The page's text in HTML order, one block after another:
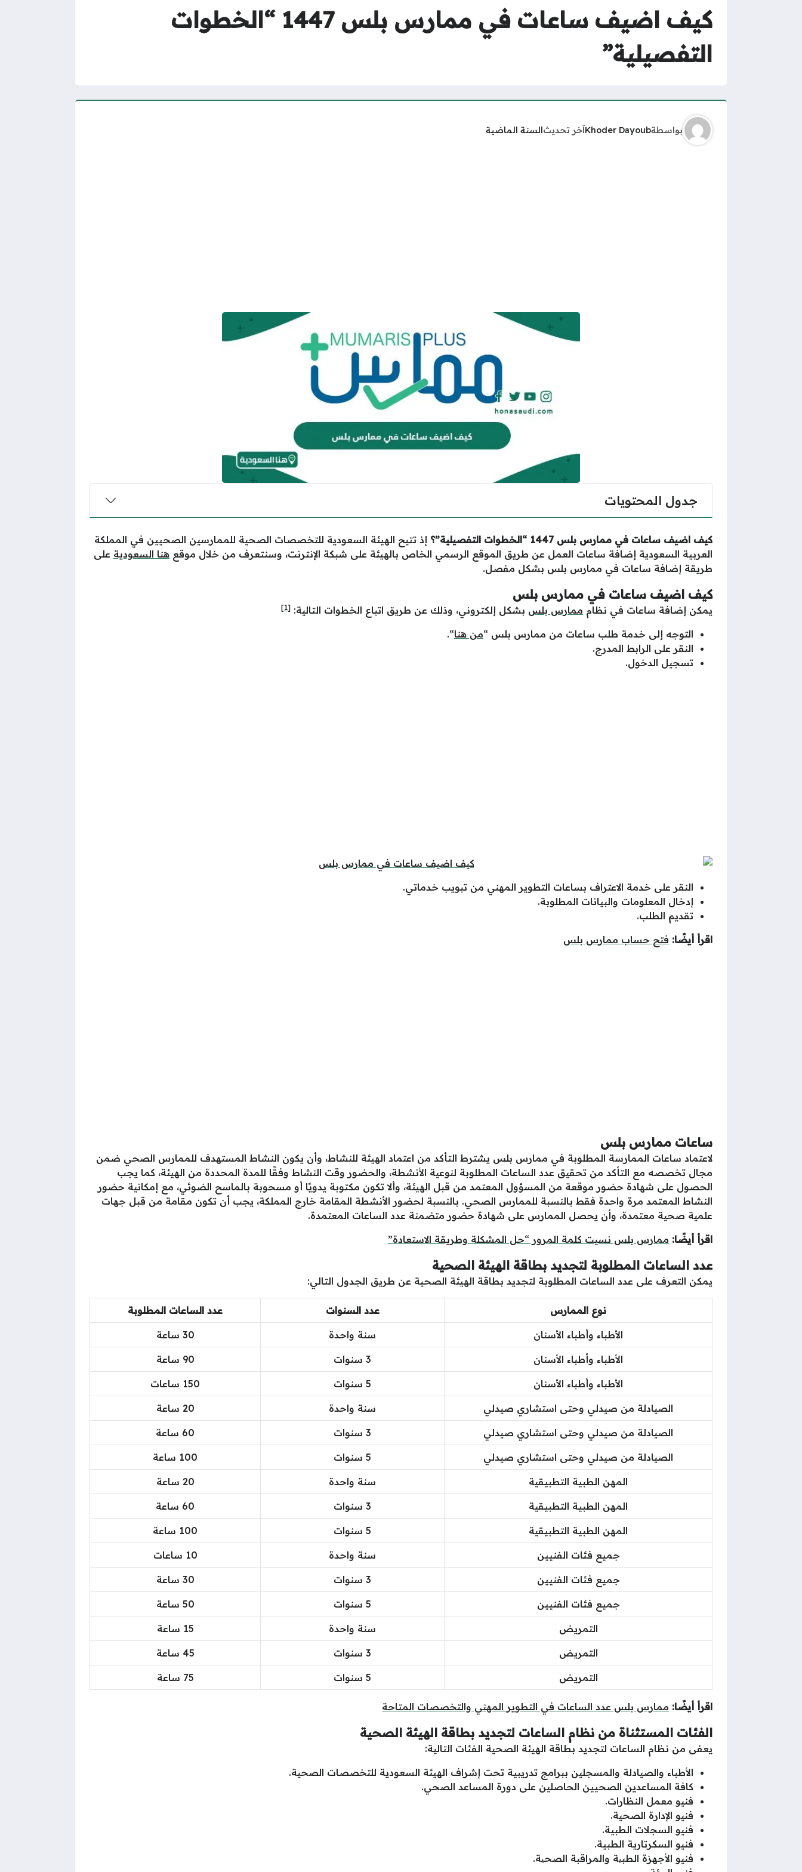
كيف اضيف ساعات في ممارس بلس 1447 “الخطوات
التفصيلية”
بواسطةKhoder Dayoubآخر تحديثالسنة الماضية
جدول المحتويات
كيف اضيف ساعات في ممارس بلس 1447 “الخطوات التفصيلية” ؟ إذ تتيح الهيئة السعودية للتخصصات الصحية للممارسين الصحيين في المملكة
العربية السعودية إضافة ساعات العمل عن طريق الموقع الرسمي الخاص بالهيئة على شبكة الإنترنت، وسنتعرف من خلال موقع هنا السعودية على
طريقة إضافة ساعات في ممارس بلس بشكل مفصل.
كيف اضيف ساعات في ممارس بلس
يمكن إضافة ساعات في نظام ممارس بلس بشكل إلكتروني، وذلك عن طريق اتباع الخطوات التالية: [1]
التوجه إلى خدمة طلب ساعات من ممارس بلس “من هنا“.
النقر على الرابط المدرج.
تسجيل الدخول.
النقر على خدمة الاعتراف بساعات التطوير المهني من تبويب خدماتي.
إدخال المعلومات والبيانات المطلوبة.
تقديم الطلب.
اقرأ أيضًا: فتح حساب ممارس بلس
ساعات ممارس بلس
لاعتماد ساعات الممارسة المطلوبة في ممارس بلس يشترط التأكد من اعتماد الهيئة للنشاط، وأن يكون النشاط المستهدف للممارس الصحي ضمن
مجال تخصصه مع التأكد من تحقيق عدد الساعات المطلوبة لنوعية الأنشطة، والحضور وقت النشاط وفقًا للمدة المحددة من الهيئة، كما يجب
الحصول على شهادة حضور موقعة من المسؤول المعتمد من قبل الهيئة، وألا تكون مكتوبة يدويًا أو مسحوبة بالماسح الضوئي، مع إمكانية حضور
النشاط المعتمد مرة واحدة فقط بالنسبة للممارس الصحي. بالنسبة لحضور الأنشطة المقامة خارج المملكة، يجب أن تكون مقامة من قبل جهات
علمية صحية معتمدة، وأن يحصل الممارس على شهادة حضور متضمنة عدد الساعات المعتمدة.
اقرأ أيضًا: ممارس بلس نسيت كلمة المرور “حل المشكلة وطريقة الاستعادة”
عدد الساعات المطلوبة لتجديد بطاقة الهيئة الصحية
يمكن التعرف على عدد الساعات المطلوبة لتجديد بطاقة الهيئة الصحية عن طريق الجدول التالي:
نوع الممارس عدد السنوات عدد الساعات المطلوبة
الأطباء وأطباء الأسنان سنة واحدة 30 ساعة
الأطباء وأطباء الأسنان 3 سنوات 90 ساعة
الأطباء وأطباء الأسنان 5 سنوات 150 ساعات
الصيادلة من صيدلي وحتى استشاري صيدلي سنة واحدة 20 ساعة
الصيادلة من صيدلي وحتى استشاري صيدلي 3 سنوات 60 ساعة
الصيادلة من صيدلي وحتى استشاري صيدلي 5 سنوات 100 ساعة
المهن الطبية التطبيقية سنة واحدة 20 ساعة
المهن الطبية التطبيقية 3 سنوات 60 ساعة
المهن الطبية التطبيقية 5 سنوات 100 ساعة
جميع فئات الفنيين سنة واحدة 10 ساعات
جميع فئات الفنيين 3 سنوات 30 ساعة
جميع فئات الفنيين 5 سنوات 50 ساعة
التمريض سنة واحدة 15 ساعة
التمريض 3 سنوات 45 ساعة
التمريض 5 سنوات 75 ساعة
اقرأ أيضًا: ممارس بلس عدد الساعات في التطوير المهني والتخصصات المتاحة
الفئات المستثناة من نظام الساعات لتجديد بطاقة الهيئة الصحية
يعفى من نظام الساعات لتجديد بطاقة الهيئة الصحية الفئات التالية:
الأطباء والصيادلة والمسجلين ببرامج تدريبية تحت إشراف الهيئة السعودية للتخصصات الصحية.
كافة المساعدين الصحيين الحاصلين على دورة المساعد الصحي.
فنيو معمل النظارات.
فنيو الإدارة الصحية.
فنيو السجلات الطبية.
فنيو السكرتارية الطبية.
فنيو الأجهزة الطبیة والمراقبة الصحیة.